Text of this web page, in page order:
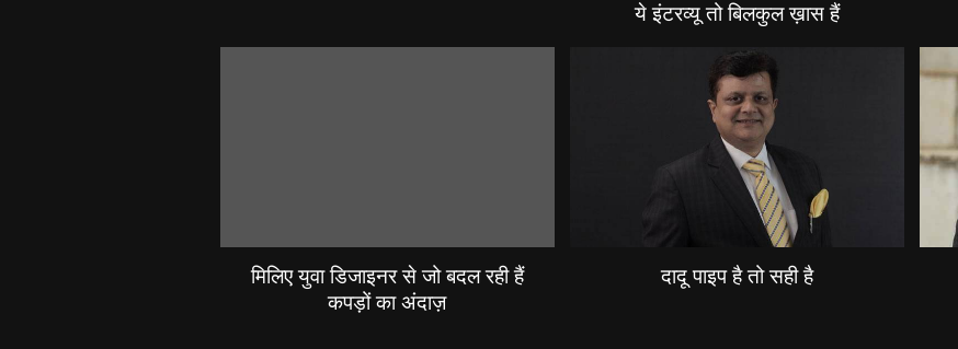
ये इंटरव्यू तो बिलकुल ख़ास हैं
मिलिए युवा डिजाइनर से जो बदल रही हैं
कपड़ों का अंदाज़
दादू पाइप है तो सही है